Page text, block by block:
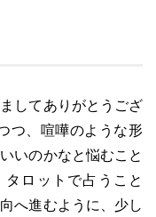
してありがとうござ
つ、喧嘩のような形
いのかなと悩むこと
ロットで占うこと
へ進むように、少し